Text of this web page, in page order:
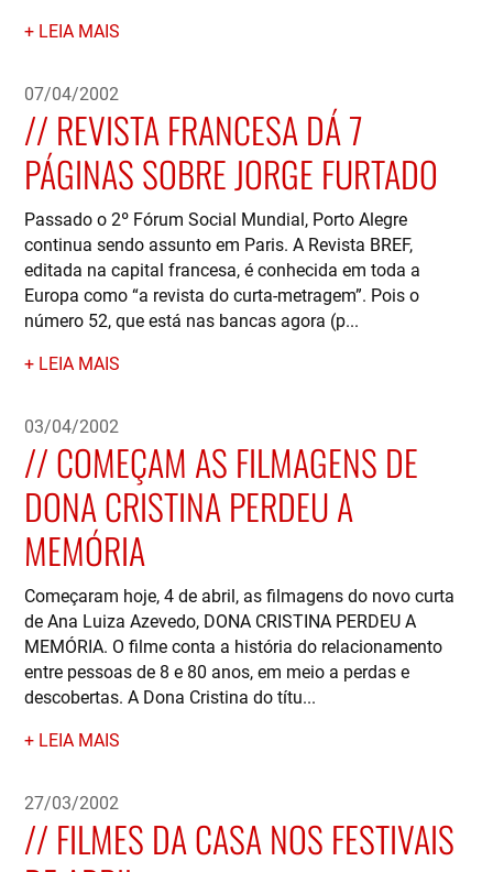
LEIA MAIS
07/04/2002
REVISTA FRANCESA DÁ 7
PÁGINAS SOBRE JORGE FURTADO
Passado o 2º Fórum Social Mundial, Porto Alegre
continua sendo assunto em Paris. A Revista BREF,
editada na capital francesa, é conhecida em toda a
Europa como “a revista do curta-metragem”. Pois o
número 52, que está nas bancas agora (p...
LEIA MAIS
03/04/2002
COMEÇAM AS FILMAGENS DE
DONA CRISTINA PERDEU A
MEMÓRIA
Começaram hoje, 4 de abril, as filmagens do novo curta
de Ana Luiza Azevedo, DONA CRISTINA PERDEU A
MEMÓRIA. O filme conta a história do relacionamento
entre pessoas de 8 e 80 anos, em meio a perdas e
descobertas. A Dona Cristina do títu...
LEIA MAIS
27/03/2002
FILMES DA CASA NOS FESTIVAIS